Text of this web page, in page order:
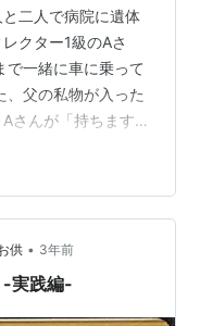
二人で病院に遺体
クター1級のAさ
で一緒に車に乗って
、父の私物が入った
さんが「持ちます」
ら葬儀場までは、
らいの距離です。 病
葬儀場内に遺体を
はAさんが車で病院
換えがあって、駅
供 • 3年前
実践編-